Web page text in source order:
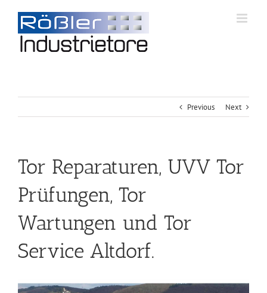
Previous Next
Tor Reparaturen, UVV Tor
Prüfungen, Tor
Wartungen und Tor
Service Altdorf.